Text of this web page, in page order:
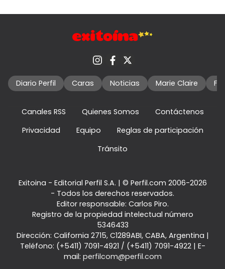
Diario Perfil Caras Noticias Marie Claire
Canales RSS Quienes Somos
Contáctenos
Privacidad
Equipo
Reglas de participación
Tránsito
Exitoina - Editorial Perfil S.A. | © Perfil.com 2006-2026
- Todos los derechos reservados.
Editor responsable: Carlos Piro.
Registro de la propiedad intelectual número
5346433
Dirección: California 2715, C1289ABI, CABA, Argentina |
Teléfono: (+5411) 7091-4921 / (+5411) 7091-4922| E-
mail: perfilcom@perfil.com